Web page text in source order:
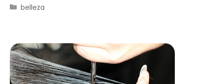
Categorías
belleza